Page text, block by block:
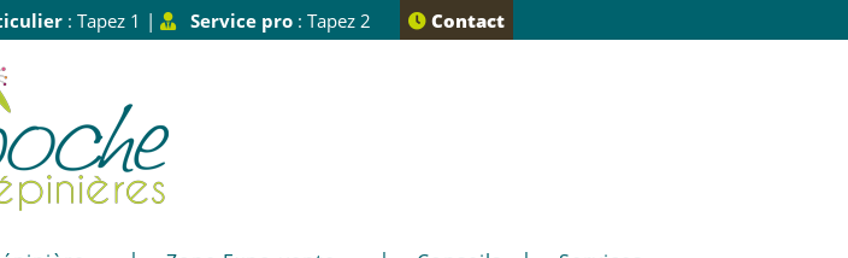
: Tapez 1 | Service pro: Tapez 2 Contact